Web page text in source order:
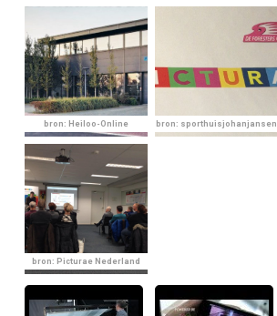
bron: Heiloo-Online bron: sporthuisjohanjansen
bron: Picturae Nederland